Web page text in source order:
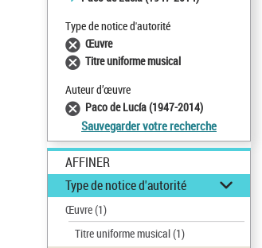
Type de notice d'autorité
Œuvre
Titre uniforme musical
Auteur d’œuvre
Paco de Lucía (1947-2014)
Sauvegarder votre recherche
AFFINER
Type de notice d'autorité
Œuvre(1)
Titre uniforme musical(1)